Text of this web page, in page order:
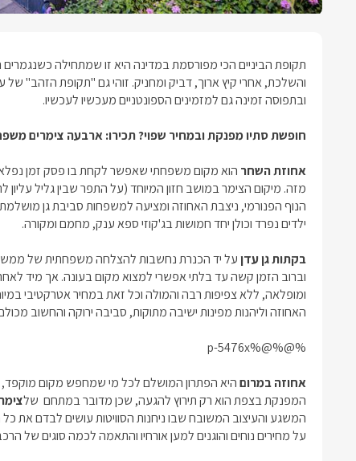
תקופת הביניים הכי מפורסמת במדינה היא זו שמתחילה כשנגמרים
והשלכת, אחרי קיץ ארוך, דביק ומחניק. זוהי גם "תקופת הזהב"
ובתפוסה זמינה גם למזמינים הספונטניים מעכשיו לעכשיו.
חופשת סתיו מפנקת ובמחיר שפוי? תכירו: ארבעה צימרים
אחוזת השחר הוא מקום משפחתי שאפשר לקחת בו פסק זמן
מזה. מיקום הצימר במושב חזון המיוחד (על התפר שבין גליל
הנוף הפנורמי, ניצבת האחוזה ומציעה למשפחות סביבת גן
ילדים נפרד וכולן יחד חמושות בג'קוזי ספא ענק, מחמם ומקורה.
בקתות גן עדןעל יד הכנרת נחשבות להצלחה משפחתית של ממש.
וברוב הזמן קשה עד בלתי אפשרי למצוא מקום בעונה. אך מיד
ומופלאה, ללא צפיפות רבה והמולה וכל זאת במחיר אטרקטיבי
האחוזה וליהנות מפינות ישיבה מתוקות, סביבה ירוקה והחשוב
%@%@%p-5476x
אחוזה במרוםהיא הפתרון המושלם לכל מי שמחפש מקום
המפנקת בצפת הוא רק תירוץ להגעה, שכן מדובר במתחם של
המשגע והעיצוב המשובח שבו ניחנות הסוויטות עושים לבדם
על מחירים נוחים והוגנים למען אורחיו והתאמה לכמה סוגים של